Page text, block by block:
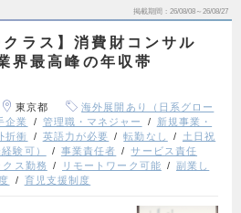
掲載期間 26/08/08～26/08/27
ラス】消費財コンサル
最高峰の年収帯
東京都
海外展開あり（日系グロー
企業 管理職・マネジャー
新規事業・
折衝 英語力が必要 転勤なし
土日祝
験可） 事業責任者
サービス責任
クス勤務 リモートワーク可能
副業し
育児支援制度